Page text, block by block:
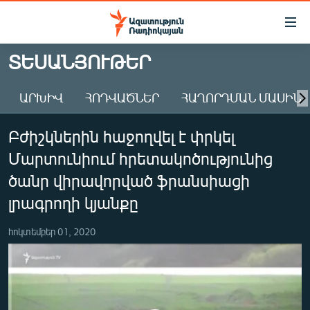
Մատչելիության
Անցնել
հիմնական
Անցնել
հիմնական
մենյուին
Որոնում
ԱԶԱՏՈՒԹՅՈՒՆ TV
ՀԱՅԱՍՏԱՆ
ԸՆՏՐՈՒԹՅՈՒՆՆԵՐ 2026
ԻՐԱՎՈՒՆՔ
ՀԱՍԱՐԱԿՈՒԹՅՈՒՆ
ՂԱՐԱԲԱՂ
ՊԱՏԵՐԱԶՄԻ 6 ՇԱԲԱԹՆԵՐԸ
ՏԱՐԱԾԱՇՐՋԱՆ
ՏԵՍԱՆՅՈՒԹԵՐ
ԱՐԽԻՎ ՀՈԴՎԱԾՆԵՐ ՀԱՂՈՐԴՄԱՆ ՄԱՍԻՆ
Բժիշկներին հաջողվել է փրկել
Մարտունիում հրետակոծությունից
ծանր վիրավորված ֆրանսիացի
լրագրողի կյանքը
հոկտեմբեր 01, 2020